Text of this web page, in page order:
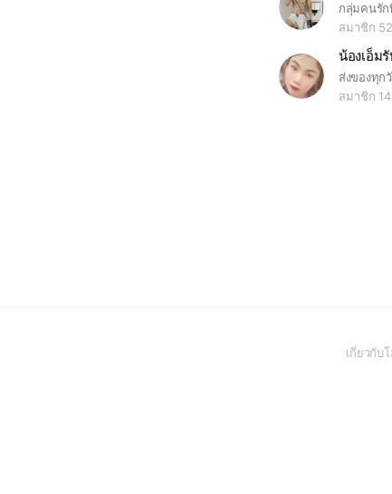
กลุ่มคนรั
สมาชิก
น้องเอ็ม
ส่งของทุก
สมาชิก
เกี่ยวกับ